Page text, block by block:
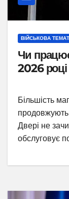
ВІЙСЬКОВА
Чи
2026 році
Більшість
продовжують
Двері не
обслуговує